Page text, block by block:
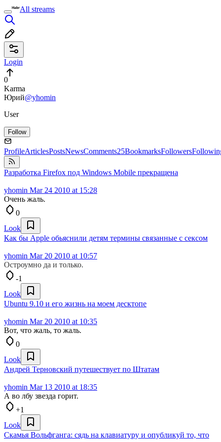
All streams
Login
0
Karma
Юрий@yhomin
User
Follow
ProfileArticlesPostsNewsComments25BookmarksFollowers
Разработка Firefox под Windows Mobile прекращена
yhomin Mar 24 2010 at 15:28
Очень жаль.
0
Look
Как бы Apple обьяснили детям термины связанные с сексом
yhomin Mar 20 2010 at 10:57
Остроумно да и только.
-1
Look
Ubuntu 9.10 и его жизнь на моем десктопе
yhomin Mar 20 2010 at 10:35
Вот, что жаль, то жаль.
0
Look
Андрей Терновский путешествует по Штатам
yhomin Mar 13 2010 at 18:35
А во лбу звезда горит.
+1
Look
Скамья Вольфганга: сядь на клавиатуру и опубликуй то, что